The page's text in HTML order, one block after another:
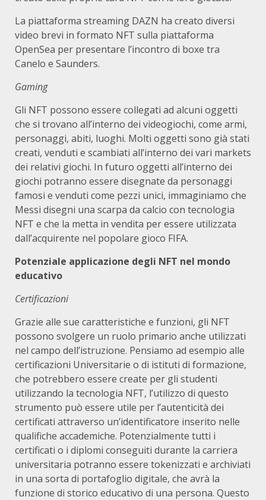
La piattaforma streaming DAZN ha creato diversi
video brevi in formato NFT sulla piattaforma
OpenSea per presentare l’incontro di boxe tra
Canelo e Saunders.
Gaming
Gli NFT possono essere collegati ad alcuni oggetti
che si trovano all’interno dei videogiochi, come armi,
personaggi, abiti, luoghi. Molti oggetti sono già stati
creati, venduti e scambiati all’interno dei vari markets
dei relativi giochi. In futuro oggetti all’interno dei
giochi potranno essere disegnate da personaggi
famosi e venduti come pezzi unici, immaginiamo che
Messi disegni una scarpa da calcio con tecnologia
NFT e che la metta in vendita per essere utilizzata
dall’acquirente nel popolare gioco FIFA.
Potenziale applicazione degli NFT nel mondo
educativo
Certificazioni
Grazie alle sue caratteristiche e funzioni, gli NFT
possono svolgere un ruolo primario anche utilizzati
nel campo dell’istruzione. Pensiamo ad esempio alle
certificazioni Universitarie o di istituti di formazione,
che potrebbero essere create per gli studenti
utilizzando la tecnologia NFT, l’utilizzo di questo
strumento può essere utile per l’autenticità dei
certificati attraverso un’identificatore inserito nelle
qualifiche accademiche. Potenzialmente tutti i
certificati o i diplomi conseguiti durante la carriera
universitaria potranno essere tokenizzati e archiviati
in una sorta di portafoglio digitale, che avrà la
funzione di storico educativo di una persona. Questo